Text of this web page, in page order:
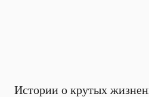
Истории о крутых